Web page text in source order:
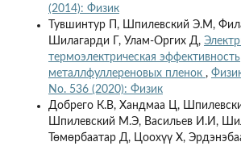
(2014): Физик
Тувшинтур П, Шпилевский Э.М,
Шилагарди Г, Улам-Оргих Д,
термоэлектрическая эффективность
металлфуллереновых пленок ,
No. 536 (2020): Физик
Добрего К.В, Хандмаа Ц,
Шпилевский М.Э, Васильев И.И,
Төмөрбаатар Д, Цоохүү Х,